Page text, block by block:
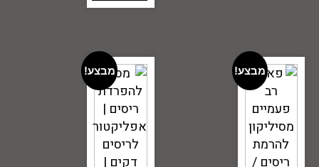
מבצע! מבצע!